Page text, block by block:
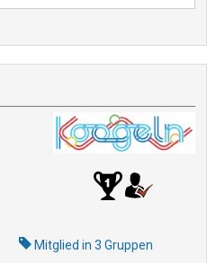
Mitglied in 3 Gruppen